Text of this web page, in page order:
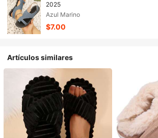
2025
Azul Marino
$7.00
Artículos similares